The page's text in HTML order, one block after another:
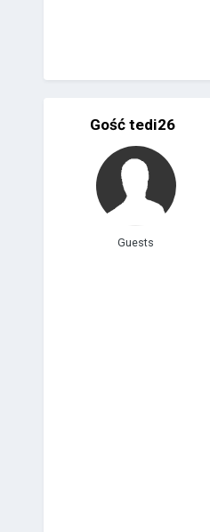
Gość tedi26
Guests